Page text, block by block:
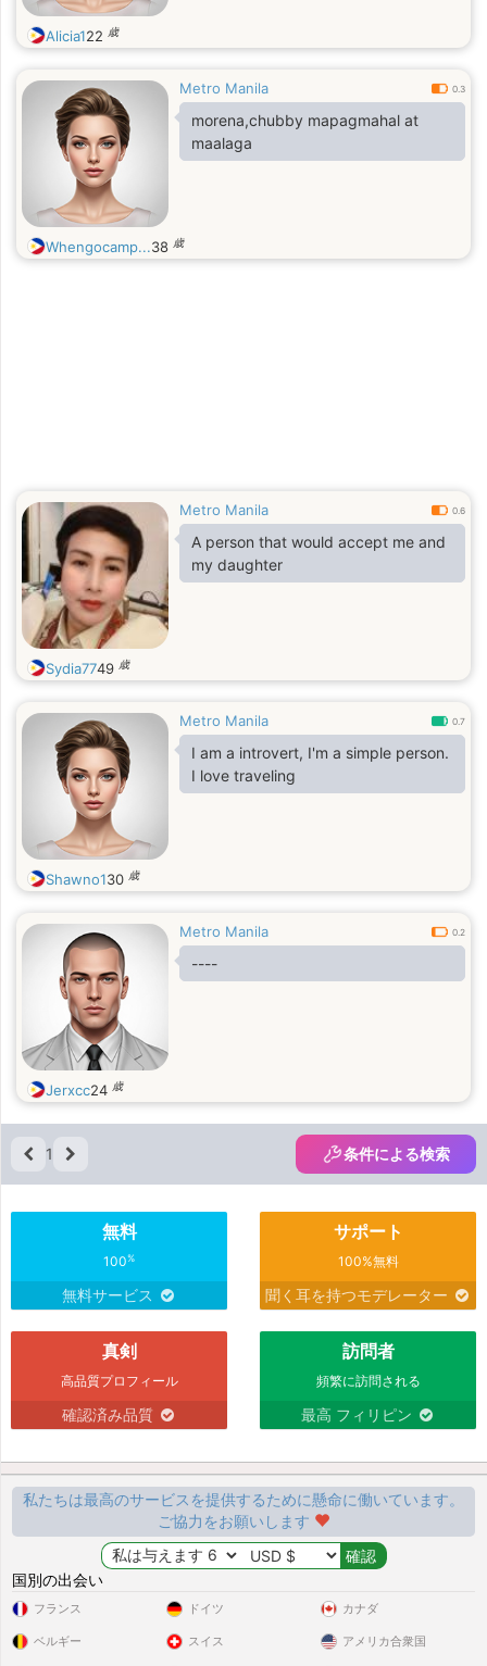
Alicia122 歳
Metro Manila 0.3
morena,chubby mapagmahal at
maalaga
Whengocamp...38 歳
Metro Manila 0.6
A person that would accept me and
my daughter
Sydia7749 歳
Metro Manila 0.7
I am a introvert, I'm a simple person.
I love traveling
Shawno130 歳
Metro Manila 0.2
----
Jerxcc24 歳
1 条件による検索
無料
100%
無料サービス
サポート
100%無料
聞く耳を持つモデレーター
真剣
高品質プロフィール
確認済み品質
訪問者
頻繁に訪問される
最高 フィリピン
私たちは最高のサービスを提供するために懸命に働いています。
ご協力をお願いします
国別の出会い
フランス
ベルギー
ドイツ
スイス
カナダ
アメリカ合衆国